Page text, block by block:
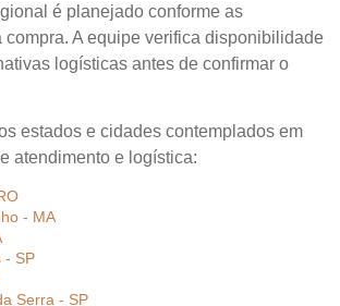
é planejado conforme as
compra. A equipe verifica disponibilidade
logísticas antes de confirmar o
estados e cidades contemplados em
atendimento e logística:
- MA
- SP
Serra - SP